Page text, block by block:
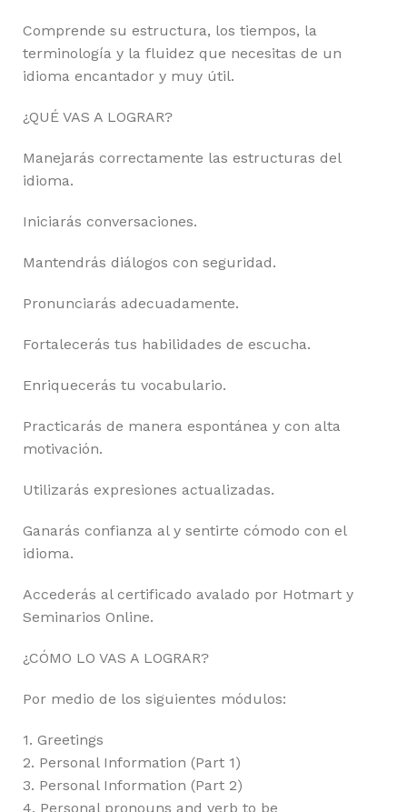
Comprende su estructura, los tiempos, la
terminología y la fluidez que necesitas de un
idioma encantador y muy útil.
¿QUÉ VAS A LOGRAR?
Manejarás correctamente las estructuras del
idioma.
Iniciarás conversaciones.
Mantendrás diálogos con seguridad.
Pronunciarás adecuadamente.
Fortalecerás tus habilidades de escucha.
Enriquecerás tu vocabulario.
Practicarás de manera espontánea y con alta
motivación.
Utilizarás expresiones actualizadas.
Ganarás confianza al y sentirte cómodo con el
idioma.
Accederás al certificado avalado por Hotmart y
Seminarios Online.
¿CÓMO LO VAS A LOGRAR?
Por medio de los siguientes módulos:
1. Greetings
2. Personal Information (Part 1)
3. Personal Information (Part 2)
4. Personal pronouns and verb to be